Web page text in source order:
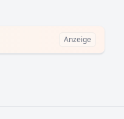
Anzeige